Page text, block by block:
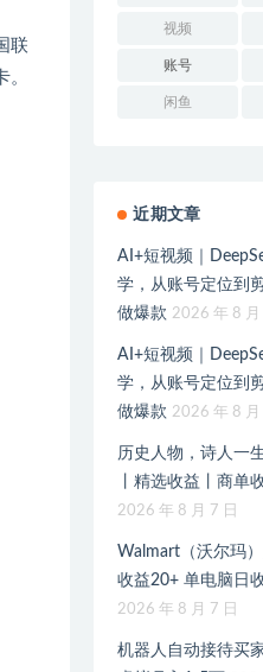
联
视频
账号
闲鱼
近期文章
AI+短视频｜
学，从账号定位到
做爆款 2026 年 8 月
AI+短视频｜
学，从账号定位到
做爆款 2026 年 8 月
历史人物，诗人一
丨精选收益丨商单
2026 年 8 月 7 日
Walmart（沃尔玛
收益20+ 单电脑日
2026 年 8 月 7 日
机器人自动接待买